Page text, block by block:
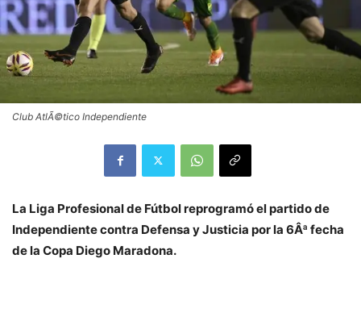
Club AtlÃ©tico Independiente
La Liga Profesional de Fútbol reprogramó el partido de
Independiente contra Defensa y Justicia por la 6Âª fecha
de la Copa Diego Maradona.